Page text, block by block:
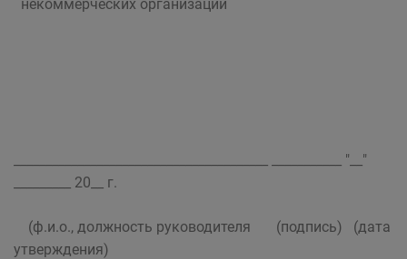
некоммерческих организаций
________________________________________ ___________ "__"
_________ 20__ г.
(ф.и.о., должность руководителя (подпись) (дата
утверждения)